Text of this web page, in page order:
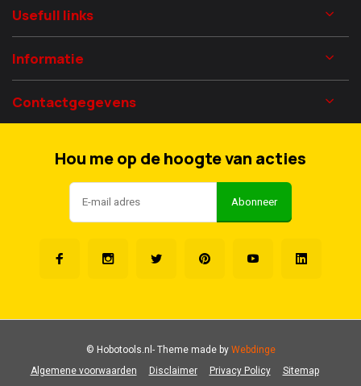
Usefull links
Informatie
Contactgegevens
Hou me op de hoogte van acties
Abonneer
Algemene voorwaarden Disclaimer Privacy Policy Sitemap
© Hobotools.nl- Theme made byWebdinge